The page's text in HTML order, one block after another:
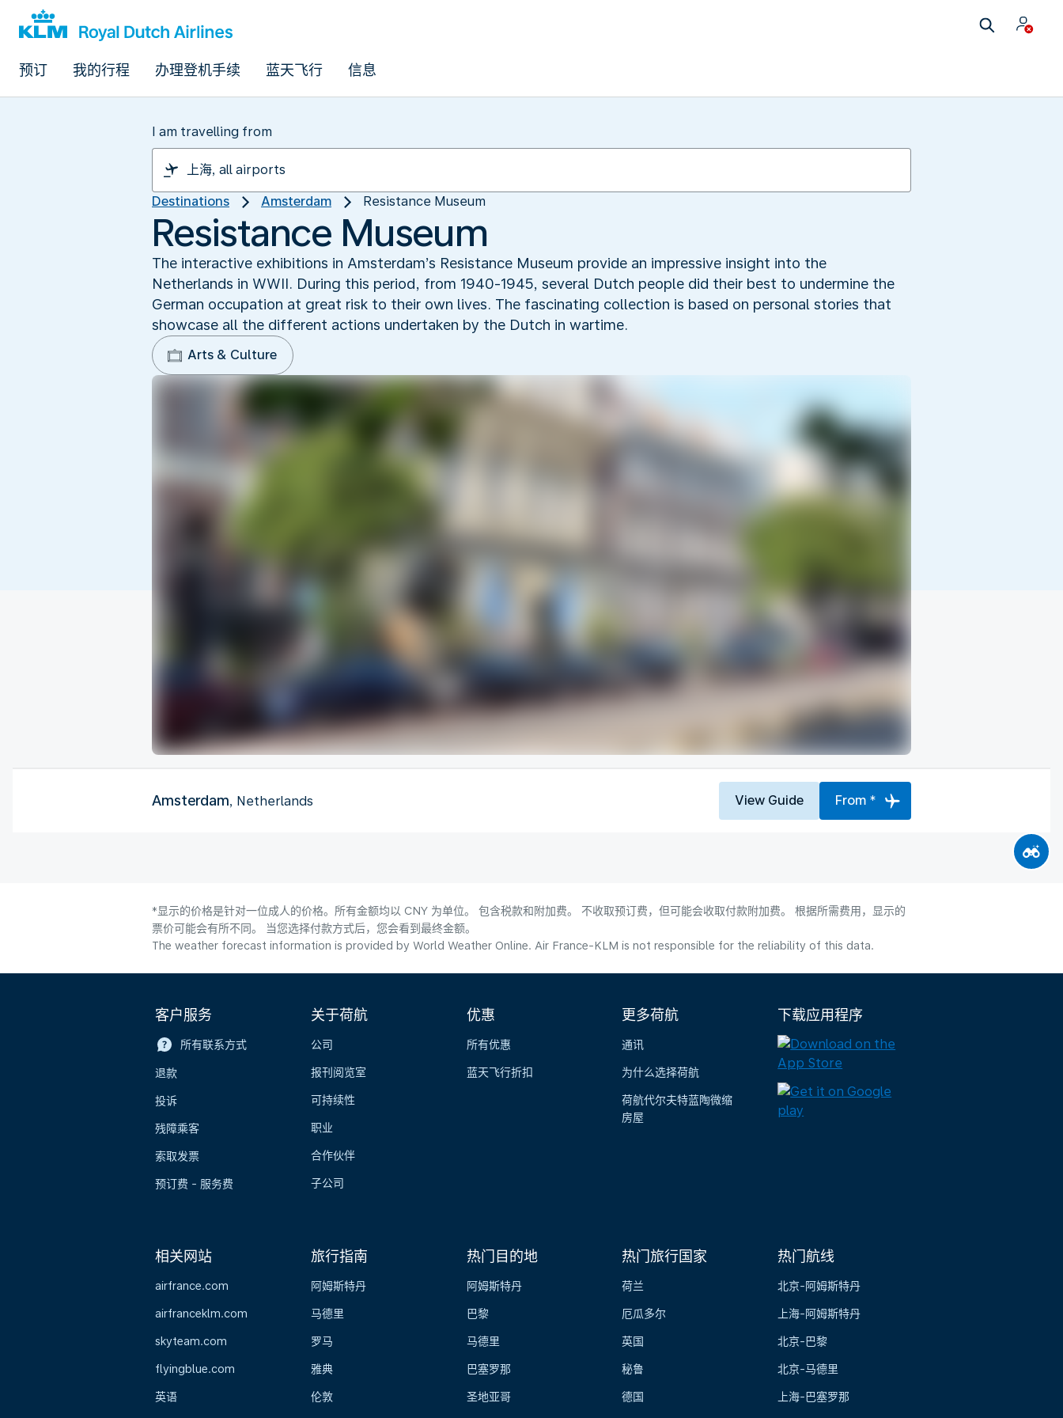
预订 我的行程 办理登机手续 蓝天飞行 信息
I am travelling from
Destinations Amsterdam Resistance Museum
Resistance Museum
The interactive exhibitions in Amsterdam’s Resistance Museum provide an impressive insight into the
Netherlands in WWII. During this period, from 1940-1945, several Dutch people did their best to undermine the
German occupation at great risk to their own lives. The fascinating collection is based on personal stories that
showcase all the different actions undertaken by the Dutch in wartime.
Arts & Culture
Amsterdam, Netherlands View Guide From *
*显示的价格是针对一位成人的价格。所有金额均以 CNY 为单位。 包含税款和附加费。 不收取预订费，但可能会收取付款附加费。 根据所需费用，显示的
票价可能会有所不同。 当您选择付款方式后，您会看到最终金额。
The weather forecast information is provided by World Weather Online. Air France-KLM is not responsible for the reliability of this data.
客户服务
所有联系方式
退款
投诉
残障乘客
索取发票
预订费 - 服务费
关于荷航
公司
报刊阅览室
可持续性
职业
合作伙伴
子公司
优惠
所有优惠
蓝天飞行折扣
更多荷航
通讯
为什么选择荷航
荷航代尔夫特蓝陶微缩
房屋
下载应用程序
相关网站
airfrance.com
airfranceklm.com
skyteam.com
flyingblue.com
英语
旅行指南
阿姆斯特丹
马德里
罗马
雅典
伦敦
热门目的地
阿姆斯特丹
巴黎
马德里
巴塞罗那
圣地亚哥
热门旅行国家
荷兰
厄瓜多尔
英国
秘鲁
德国
热门航线
北京-阿姆斯特丹
上海-阿姆斯特丹
北京-巴黎
北京-马德里
上海-巴塞罗那